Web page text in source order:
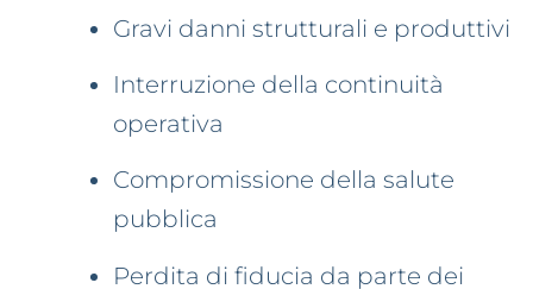
Gravi danni strutturali e produttivi
Interruzione della continuità
operativa
Compromissione della salute
pubblica
Perdita di fiducia da parte dei